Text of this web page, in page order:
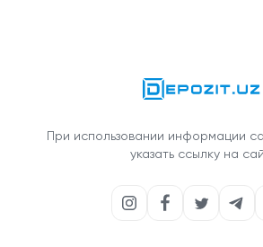
При использовании информации
указать ссылку на